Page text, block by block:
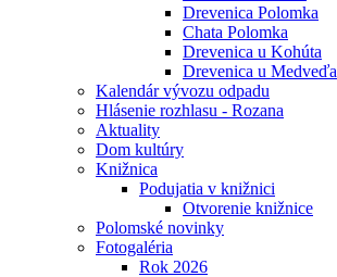
Drevenica Polomka
Chata Polomka
Drevenica u Kohúta
Drevenica u Medveďa
Kalendár vývozu odpadu
Hlásenie rozhlasu - Rozana
Aktuality
Dom kultúry
Knižnica
Podujatia v knižnici
Otvorenie knižnice
Polomské novinky
Fotogaléria
Rok 2026